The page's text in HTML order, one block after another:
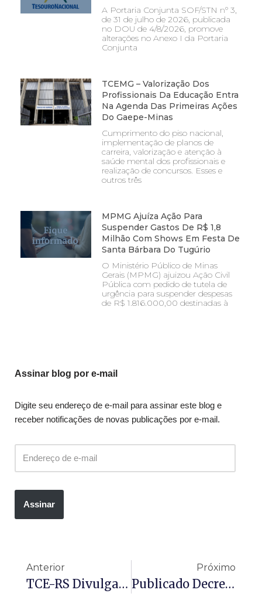
A Portaria Conjunta SOF/STN nº 3,
de 31 de julho de 2026, publicada
no DOU de 4/8/2026, promove
alterações no Anexo I da Portaria
Conjunta
TCEMG – Valorização Dos
Profissionais Da Educação Entra
Na Agenda Das Primeiras Ações
Do Gaepe-Minas
Cumprimento do piso nacional,
implementação de planos de
carreira, valorização e atenção à
saúde mental dos profissionais e
realização de concursos. Esses e
outros três
MPMG Ajuíza Ação Para
Suspender Gastos De R$ 1,8
Milhão Com Shows Em Festa De
Santa Bárbara Do Tugúrio
O Ministério Público de Minas
Gerais (MPMG) ajuizou Ação Civil
Pública com pedido de tutela de
urgência para suspender despesas
de R$ 1.816.000,00 destinadas à
Assinar blog por e-mail
Digite seu endereço de e-mail para assinar este blog e
receber notificações de novas publicações por e-mail.
Assinar
Anterior
TCE-RS Divulga Orientações Sobre Providências Relacionadas À Reforma Tributária Do Consumo
Próximo
Publicado Decreto Que Altera O Regulamento Do Benefício De Prestação Continuada